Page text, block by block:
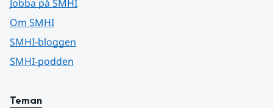
Jobba på SMHI
Om SMHI
SMHI-bloggen
SMHI-podden
Teman